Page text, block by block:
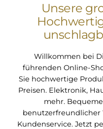
Unsere
Willkommen bei
führenden Online-
Sie hochwertige
Preisen. Elektronik,
mehr.
Kundenservice. Jetzt